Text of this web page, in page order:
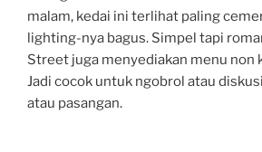
malam, kedai ini terlihat paling
lighting-nya bagus. Simpel tapi
Street juga menyediakan menu non
Jadi cocok untuk ngobrol atau
atau pasangan.